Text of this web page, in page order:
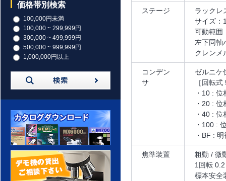
価格帯別検索
100,000円未満
100,000 ~ 299,999円
300,000 ~ 499,999円
500,000 ~ 999,999円
1,000,000円以上
カタログダウンロード
ステージ
ラックレ
サイズ：
可動範囲
左下同軸
クレンメ
コンデン
サ
ゼルニ
［回転
・10 :
・20 :
・40 :
・100 :
・BF :
焦準装置
粗動 / 微
1回転
標本安全